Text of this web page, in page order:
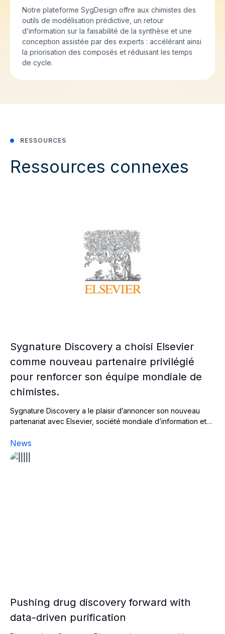
Notre plateforme SygDesign offre aux chimistes des
outils de modélisation prédictive, un retour
d’information sur la faisabilité de la synthèse et une
conception assistée par des experts : accélérant ainsi
la priorisation des composés et réduisant les temps
de cycle.
RESSOURCES
Ressources connexes
Sygnature Discovery a choisi Elsevier
comme nouveau partenaire privilégié
pour renforcer son équipe mondiale de
chimistes.
Sygnature Discovery a le plaisir d’annoncer son nouveau
partenariat avec Elsevier, société mondiale d’information et…
News
Pushing drug discovery forward with data-driven
Pushing drug discovery forward with
data-driven purification